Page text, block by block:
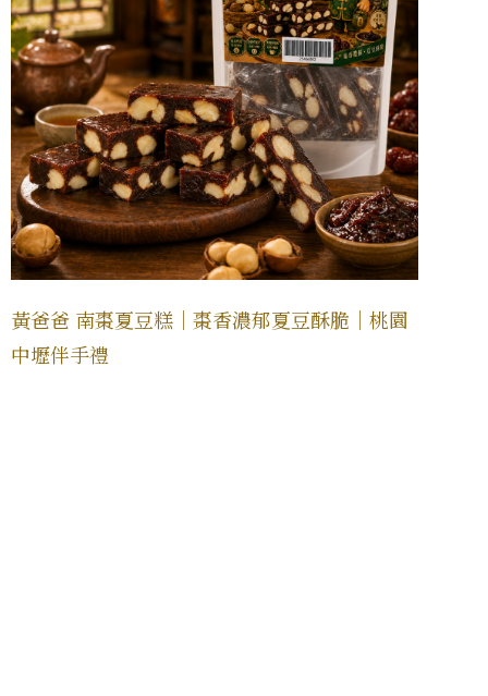
黃爸爸 南棗夏豆糕｜棗香濃郁夏豆酥脆｜桃園
中壢伴手禮